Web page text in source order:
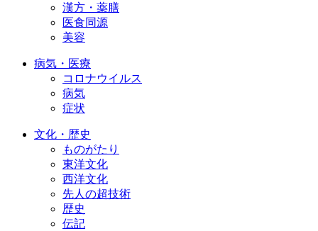
漢方・薬膳
医食同源
美容
病気・医療
コロナウイルス
病気
症状
文化・歴史
ものがたり
東洋文化
西洋文化
先人の超技術
歴史
伝記